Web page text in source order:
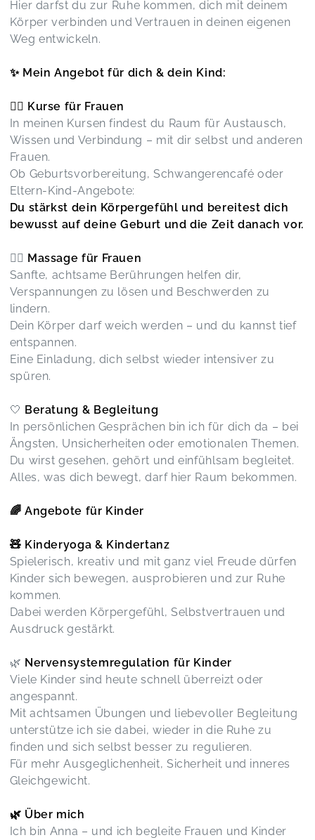
Tochter machte es Spaß sondern uns auch ! 🥰
Tanze für Kinder - nappydancers
Lara,
Es war sehr schön, sehr gemütlich und man hat
Anastasia und Anna sind ein gut eingespieltes
Team.
Bücherparty
Tatjana,Oct 13
Wir lieben den nappy dancers kurs ☺️
Tanze für Kinder - nappydancers
Hilke,Sep 19
Es war ein ganz toller Vormittag.
Bücherparty
Johanna,Mar 17
Hat mir super gefallen!!Tolle Auswahl und
Gastgeberin!
Bücherparty
Kerstin,
Toll & informativ 😍 Vielen Dank für die tollen
Kursstunden!
Gemeinsam Wachsen
Jennifer, Dec 16
super Austausch. Sehr gerne wieder :)
Einfach toll ! Alles super total schön und
entspannt, nette Leute und tolle Kursleiterin
Women Circle
Lara,Oct 30
Eine sehr sympathische Kursleitung und ein sehr
schöner Kurs, der toll auf die Bedürfnisse der
Mamis eingeht.
Gemeinsam Wachsen
Janina,Sep 08
Wir sind sehr glücklich bei den nappydancers
dabei zu sein. Es macht immer so viel Spaß.
Tanze für Kinder - nappydancers
Hier darfst du zur Ruhe kommen, dich mit deinem
Körper verbinden und Vertrauen in deinen eigenen
Weg entwickeln.
✨ Mein Angebot für dich & dein Kind:
🧘‍♀️ Kurse für Frauen
In meinen Kursen findest du Raum für Austausch,
Wissen und Verbindung – mit dir selbst und anderen
Frauen.
Ob Geburtsvorbereitung, Schwangerencafé oder
Eltern-Kind-Angebote:
Du stärkst dein Körpergefühl und bereitest dich
bewusst auf deine Geburt und die Zeit danach vor.
💆‍♀️ Massage für Frauen
Sanfte, achtsame Berührungen helfen dir,
Verspannungen zu lösen und Beschwerden zu
lindern.
Dein Körper darf weich werden – und du kannst tief
entspannen.
Eine Einladung, dich selbst wieder intensiver zu
spüren.
🤍 Beratung & Begleitung
In persönlichen Gesprächen bin ich für dich da – bei
Ängsten, Unsicherheiten oder emotionalen Themen.
Du wirst gesehen, gehört und einfühlsam begleitet.
Alles, was dich bewegt, darf hier Raum bekommen.
🌈 Angebote für Kinder
🧸 Kinderyoga & Kindertanz
Spielerisch, kreativ und mit ganz viel Freude dürfen
Kinder sich bewegen, ausprobieren und zur Ruhe
kommen.
Dabei werden Körpergefühl, Selbstvertrauen und
Ausdruck gestärkt.
🌿 Nervensystemregulation für Kinder
Viele Kinder sind heute schnell überreizt oder
angespannt.
Mit achtsamen Übungen und liebevoller Begleitung
unterstütze ich sie dabei, wieder in die Ruhe zu
finden und sich selbst besser zu regulieren.
Für mehr Ausgeglichenheit, Sicherheit und inneres
Gleichgewicht.
🌿 Über mich
Ich bin Anna – und ich begleite Frauen und Kinder